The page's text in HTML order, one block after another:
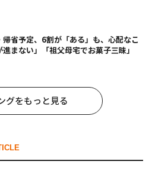
省予定、6割が「ある」も、心配なこ
まない」「祖父母宅でお菓子三昧」
グをもっと見る